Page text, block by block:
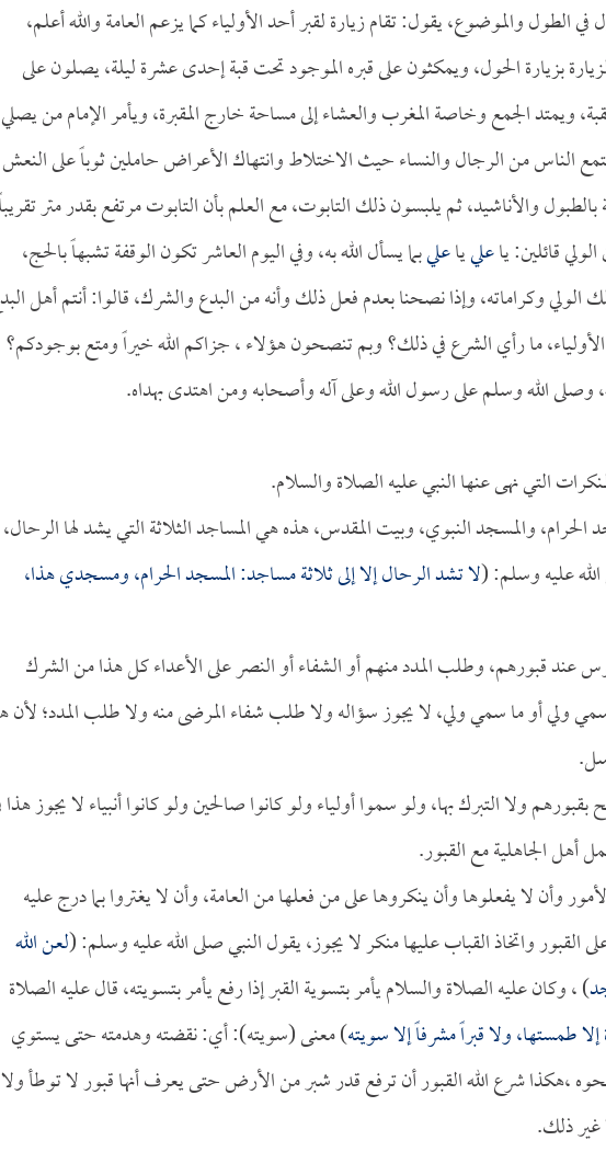
الطول والموضوع، يقول: تقام زيارة لقبر أحد الأولياء كما يزعم العامة والله أعلم،
بزيارة الحول، ويمكثون على قبره الموجود تحت قبة إحدى عشرة ليلة، يصلون على
ويمتد الجمع وخاصة المغرب والعشاء إلى مساحة خارج المقبرة، ويأمر الإمام من يصلي
الناس من الرجال والنساء حيث الاختلاط وانتهاك الأعراض حاملين ثوباً على النعش
والأناشيد، ثم يلبسون ذلك التابوت، مع العلم بأن التابوت مرتفع بقدر متر
قائلين: ياعليياعليبما يسأل الله به، وفي اليوم العاشر تكون الوقفة تشبهاً بالحج،
وكراماته، وإذا نصحنا بعدم فعل ذلك وأنه من البدع والشرك، قالوا: أنتم أهل
ما رأي الشرع في ذلك؟ وبم تنصحون هؤلاء ، جزاكم الله خيراً ومتع بوجودكم؟
وصلى الله وسلم على رسول الله وعلى آله وأصحابه ومن اهتدى بهداه.
التي نهى عنها النبي عليه الصلاة والسلام.
الحرام، والمسجد النبوي، وبيت المقدس، هذه هي المساجد الثلاثة التي يشد لها
عليه وسلم: (لا تشد الرحال إلا إلى ثلاثة مساجد: المسجد الحرام، ومسجدي هذا،
عند قبورهم، وطلب المدد منهم أو الشفاء أو النصر على الأعداء كل هذا من الشرك
ولي أو ما سمي ولي، لا يجوز سؤاله ولا طلب شفاء المرضى منه ولا طلب المدد؛ لأن
ولا التبرك بها، ولو سموا أولياء ولو كانوا صالحين ولو كانوا أنبياء لا يجوز
أهل الجاهلية مع القبور.
وأن لا يفعلوها وأن ينكروها على من فعلها من العامة، وأن لا يغتروا بما درج عليه
القبور واتخاذ القباب عليها منكر لا يجوز، يقول النبي صلى الله عليه وسلم: (لعن الله
) ، وكان عليه الصلاة والسلام يأمر بتسوية القبر إذا رفع يأمر بتسويته، قال عليه الصلاة
طمستها، ولا قبراً مشرفاً إلا سويته) معنى (سويته): أي: نقضته وهدمته حتى يستوي
،هكذا شرع الله القبور أن ترفع قدر شبر من الأرض حتى يعرف أنها قبور لا توطأ ولا
غير ذلك.